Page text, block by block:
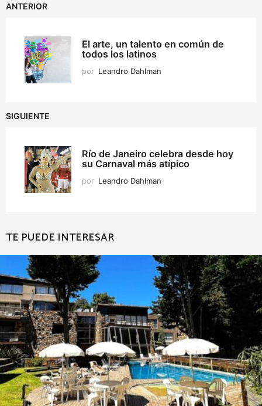
ANTERIOR
El arte, un talento en común de
todos los latinos
por Leandro Dahlman
SIGUIENTE
Río de Janeiro celebra desde hoy
su Carnaval más atípico
por Leandro Dahlman
TE PUEDE INTERESAR